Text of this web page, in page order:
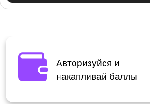
Авторизуйся и
накапливай баллы